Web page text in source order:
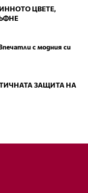
ЦВЕТЕ,
с модния си
ЗАЩИТА НА